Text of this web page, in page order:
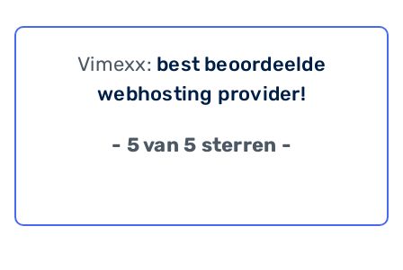
Vimexx: best beoordeelde
webhosting provider!
- 5 van 5 sterren -